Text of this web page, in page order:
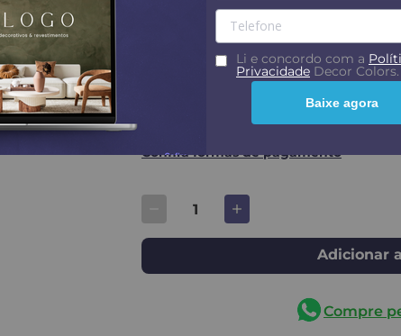
Decor Colors
R$ 99,99
s/ juros R$ 33,33 ou em
Confira formas de pagamento
Adicionar
Compre
Li e concordo com a
Privacidade Decor Colors.
Baixe agora